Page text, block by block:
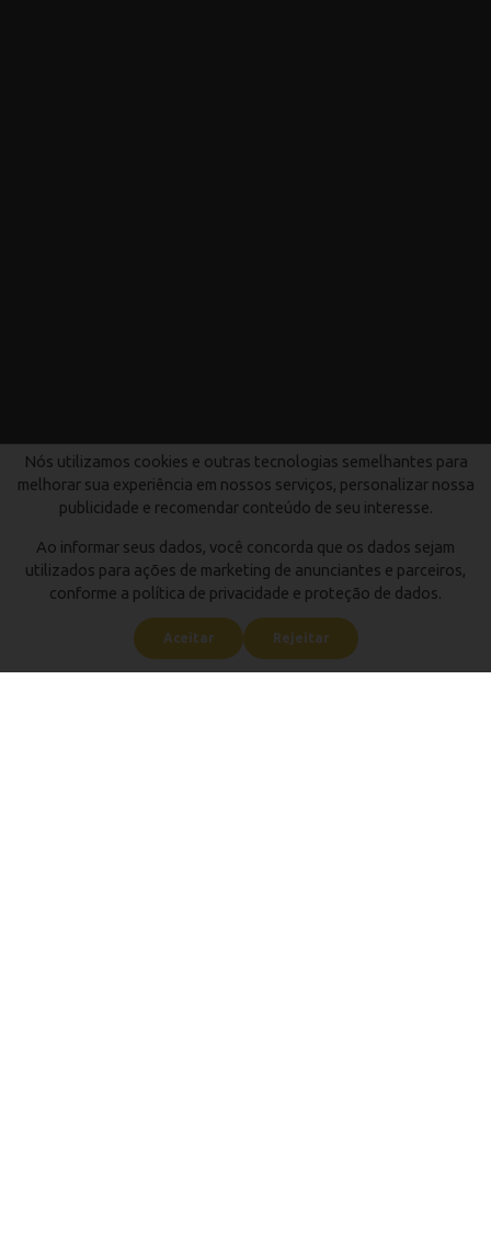
Nós utilizamos cookies e outras tecnologias semelhantes para
melhorar sua experiência em nossos serviços, personalizar nossa
publicidade e recomendar conteúdo de seu interesse.
Ao informar seus dados, você concorda que os dados sejam
utilizados para ações de marketing de anunciantes e parceiros,
conforme a política de privacidade e proteção de dados.
Aceitar Rejeitar